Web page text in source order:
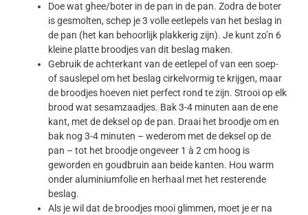
Doe wat ghee/boter in de pan in de pan. Zodra de boter
is gesmolten, schep je 3 volle eetlepels van het beslag in
de pan (het kan behoorlijk plakkerig zijn). Je kunt zo’n 6
kleine platte broodjes van dit beslag maken.
Gebruik de achterkant van de eetlepel of van een soep-
of sauslepel om het beslag cirkelvormig te krijgen, maar
de broodjes hoeven niet perfect rond te zijn. Strooi op elk
brood wat sesamzaadjes. Bak 3-4 minuten aan de ene
kant, met de deksel op de pan. Draai het broodje om en
bak nog 3-4 minuten – wederom met de deksel op de
pan – tot het broodje ongeveer 1 à 2 cm hoog is
geworden en goudbruin aan beide kanten. Hou warm
onder aluminiumfolie en herhaal met het resterende
beslag.
Als je wil dat de broodjes mooi glimmen, moet je er na